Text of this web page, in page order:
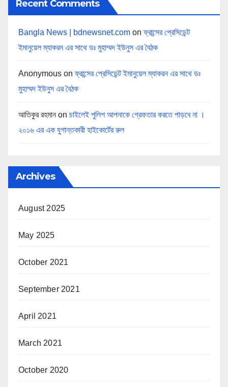
Recent Comments
Bangla News | bdnewsnet.com onফ্রান্সের প্রেসিডেন্ট
ইমানুয়েল ম্যাকরন এর সাথে ডঃ মুহাম্মদ ইউনুস এর বৈঠক
Anonymous onফ্রান্সের প্রেসিডেন্ট ইমানুয়েল ম্যাকরন এর সাথে ডঃ
মুহাম্মদ ইউনুস এর বৈঠক
আতিকুর রহমান on চাইলেই পুলিশ আপনাকে গ্রেফতার করতে পাড়বে না ।
২০১৬ এর এক যুগান্তকারী হাইকোর্টের রুল
Archives
August 2025
May 2025
October 2021
September 2021
April 2021
March 2021
October 2020